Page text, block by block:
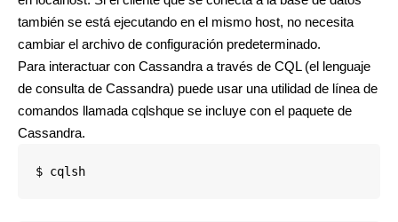
también se está ejecutando en el mismo host, no necesita
cambiar el archivo de configuración predeterminado.
Para interactuar con Cassandra a través de CQL (el lenguaje
de consulta de Cassandra) puede usar una utilidad de línea de
comandos llamada cqlshque se incluye con el paquete de
Cassandra.
$ cqlsh